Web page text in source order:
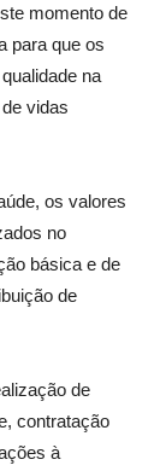
momento de
para que os
na
vidas
os valores
no
básica e de
de
de
contratação
à